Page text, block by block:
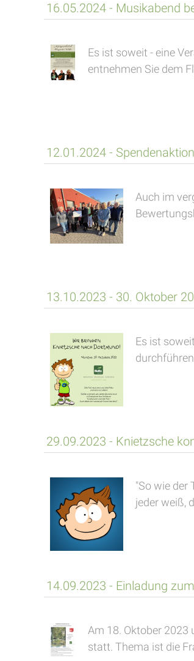
16.05.2024 - Musikabend
Es ist soweit - eine
entnehmen Sie dem
12.01.2024 -
Auch im
13.10.2023 - 30. Oktober
Es ist
29.09.2023 - Knietzsche
"So wie der
jeder weiß,
14.09.2023 - Einladung
Am 18. Oktober 2023
statt. Thema ist die